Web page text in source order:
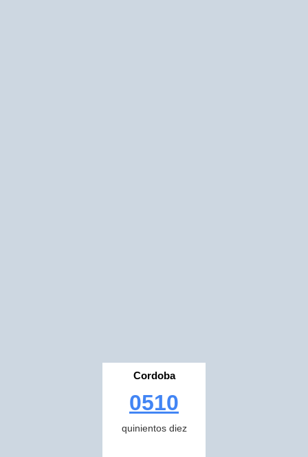
Cordoba
0510
quinientos diez